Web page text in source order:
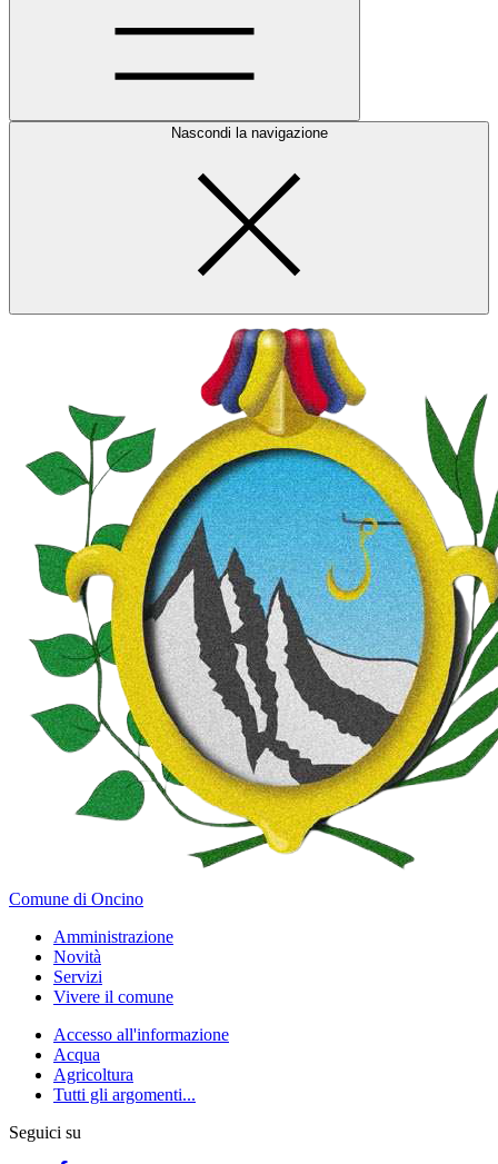
Nascondi la navigazione
Comune di Oncino
Amministrazione
Novità
Servizi
Vivere il comune
Accesso all'informazione
Acqua
Agricoltura
Tutti gli argomenti...
Seguici su